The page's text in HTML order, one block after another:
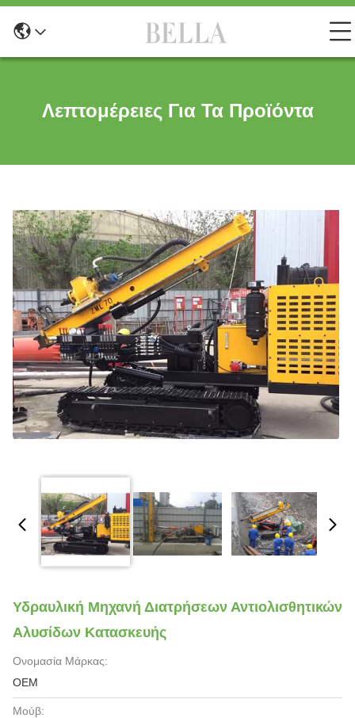
Λεπτομέρειες Για Τα Προϊόντα
Υδραυλική Μηχανή Διατρήσεων Αντιολισθητικών
Αλυσίδων Κατασκευής
Ονομασία Μάρκας:
OEM
Μούβ: